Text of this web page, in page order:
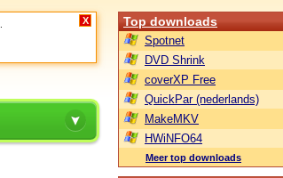
X Top downloads
Spotnet
DVD Shrink
coverXP Free
QuickPar (nederlands)
MakeMKV
HWiNFO64
Meer top downloads